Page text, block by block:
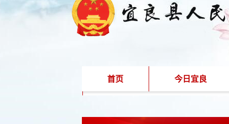
首页 今日宜良